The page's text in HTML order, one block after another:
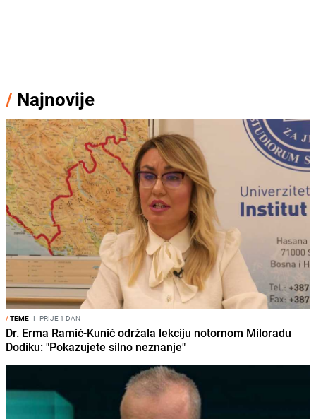
/ Najnovije
/TEME I PRIJE 1 DAN
Dr. Erma Ramić-Kunić održala lekciju notornom Miloradu
Dodiku: "Pokazujete silno neznanje"